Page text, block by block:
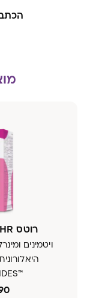
רוטס HR לאישה Gold
ויטמינים
™CERAMOSIDES